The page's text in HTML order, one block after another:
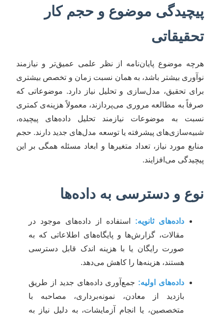
پیچیدگی موضوع و حجم کار
تحقیقاتی
هرچه موضوع پایان‌نامه از نظر علمی عمیق‌تر و نیازمند
نوآوری بیشتر باشد، به همان نسبت زمان و تخصص بیشتری
برای تحقیق، مدل‌سازی و تحلیل نیاز دارد. موضوعاتی که
صرفاً به مطالعه مروری می‌پردازند، معمولاً هزینه‌ی کمتری
نسبت به موضوعات نیازمند تحلیل داده‌های پیچیده،
شبیه‌سازی‌های پیشرفته یا توسعه مدل‌های جدید دارند. حجم
منابع مورد نیاز، تعداد متغیرها و ابعاد مسئله همگی بر این
پیچیدگی می‌افزایند.
نوع و دسترسی به داده‌ها
داده‌های ثانویه: استفاده از داده‌های موجود در
مقالات، گزارش‌ها و پایگاه‌های اطلاعاتی که به
صورت رایگان یا با هزینه اندک قابل دسترسی
هستند، هزینه‌ها را کاهش می‌دهد.
داده‌های اولیه: جمع‌آوری داده‌های جدید از طریق
بازدید از معادن، نمونه‌برداری، مصاحبه با
متخصصین، یا انجام آزمایشات، به دلیل نیاز به